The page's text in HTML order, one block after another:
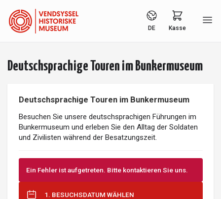
DE Kasse
Deutschsprachige Touren im Bunkermuseum
Deutschsprachige Touren im Bunkermuseum
Besuchen Sie unsere deutschsprachigen Führungen im
Bunkermuseum und erleben Sie den Alltag der Soldaten
und Zivilisten während der Besatzungszeit.
Ein Fehler ist aufgetreten. Bitte kontaktieren Sie uns.
1. BESUCHSDATUM WÄHLEN